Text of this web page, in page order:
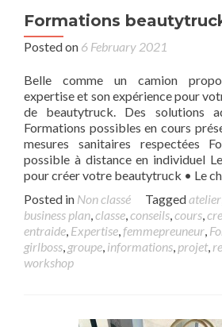
Formations
Posted on 6 February 2021
Belle comme un camion
expertise et son expérience pour
de beautytruck. Des solutions
Formations possibles en cours
mesures sanitaires respectées
possible à distance en individuel
pour créer votre beautytruck • Le
Posted in Non classé Taggedatelier
business plan,classe,conseils,cours,
entraide, Expertise,femmepreuneur,
girlboss, groupe, informations, projet,
workshop